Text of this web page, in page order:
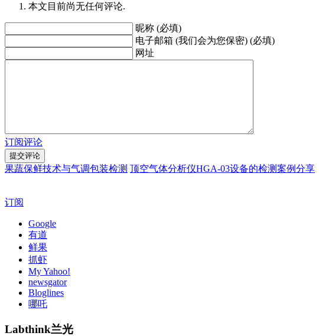
本文目前尚无任何评论.
昵称 (必填)
电子邮箱 (我们会为您保密) (必填)
网址
订阅评论
果蔬保鲜技术与气调包装检测 顶空气体分析仪HGA-03设备的检测案例分享
订阅
Google
有道
鲜果
抓虾
My Yahoo!
newsgator
Bloglines
哪吒
Labthink兰光